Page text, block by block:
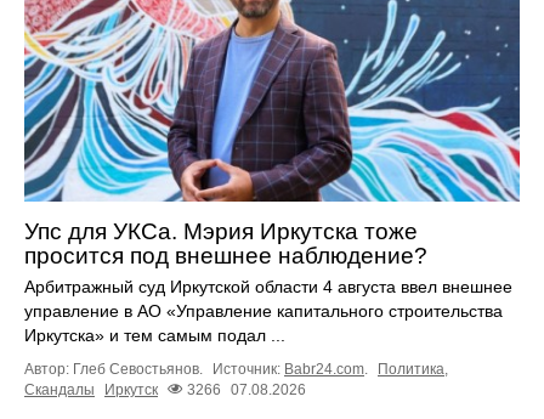
Упс для УКСа. Мэрия Иркутска тоже
просится под внешнее наблюдение?
Арбитражный суд Иркутской области 4 августа ввел внешнее
управление в АО «Управление капитального строительства
Иркутска» и тем самым подал ...
Автор: Глеб Севостьянов. Источник: Babr24.com. Политика,
Скандалы
Иркутск 3266 07.08.2026